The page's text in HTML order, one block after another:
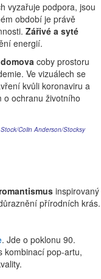
vyzařuje podpora, jsou
období je právě
Zářivé a syté
energií.
coby prostoru
Ve vizuálech se
kvůli koronaviru a
o ochranu životního
Colin Anderson/Stocksy
inspirovaný
přírodních krás.
. Jde o poklonu 90.
kombinací pop-artu,